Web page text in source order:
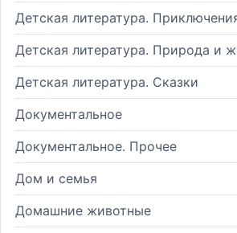
Детская литература.
Детская литература. Природа и
Детская литература. Сказки
Документальное
Документальное. Прочее
Дом и семья
Домашние животные